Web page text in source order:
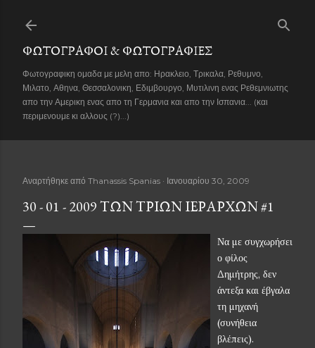
ΦΩΤΟΓΡΑΦΟΙ & ΦΩΤΟΓΡΑΦΙΕΣ
Φωτογραφικη ομαδα με μελη απο: Ηρακλειο, Τρικαλα, Ρεθυμνο,
Μιλατο, Αθηνα, Θεσσαλονικη, Εδιμβουργο, Μυτιλινη ενας Ρεθεμνιωτης
απο την Αμερικη ενας απο τη Γερμανια και απο την Ισπανια... (και
περιμενουμε κι αλλους (?)...)
Αναρτήθηκε από Thanassis Spanias Ιανουαρίου 30, 2009
30 - 01 - 2009 ΤΩΝ ΤΡΙΏΝ ΙΕΡΑΡΧΏΝ #1
Να με συγχωρήσει
ο φίλος
Δημήτρης, δεν
άντεξα και έβγαλα
τη μηχανή
(συνήθεια
βλέπεις).